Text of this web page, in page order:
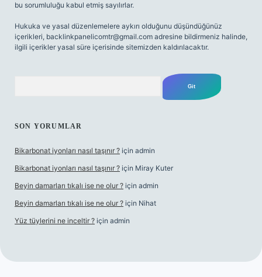
bu sorumluluğu kabul etmiş sayılırlar.
Hukuka ve yasal düzenlemelere aykırı olduğunu düşündüğünüz
içerikleri, backlinkpanelicomtr@gmail.com adresine bildirmeniz halinde,
ilgili içerikler yasal süre içerisinde sitemizden kaldırılacaktır.
SON YORUMLAR
Bikarbonat iyonları nasıl taşınır ? için admin
Bikarbonat iyonları nasıl taşınır ? için Miray Kuter
Beyin damarları tıkalı ise ne olur ? için admin
Beyin damarları tıkalı ise ne olur ? için Nihat
Yüz tüylerini ne inceltir ? için admin